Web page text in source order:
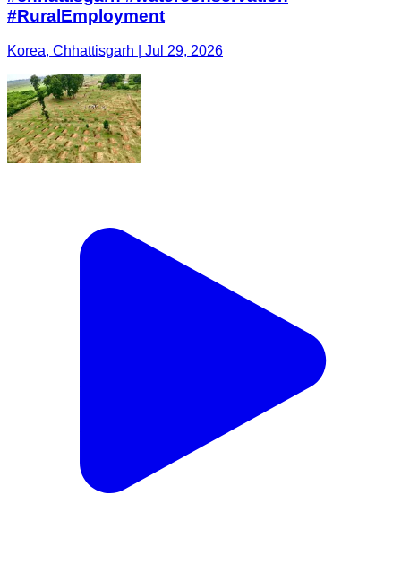
#RuralEmployment
Korea, Chhattisgarh | Jul 29, 2026